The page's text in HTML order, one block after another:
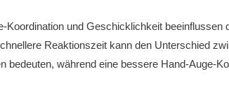
Koordination und Geschicklichkeit beeinflussen
Reaktionszeit kann den Unterschied
bedeuten, während eine bessere Hand-Auge-